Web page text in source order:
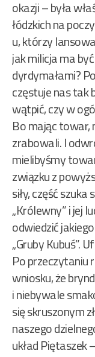
okazji – była
łódzkich na
u, którzy
jak milicja ma
dyrdymałami?
częstuje nas tak
wątpić, czy w
Bo mając towar,
zrabowali. I
mielibyśmy
związku z
siły, część
„Królewny” i jej
odwiedzić
„Gruby Kubuś”.
Po przeczytaniu
wniosku, że
i niebywale
się skruszonym
naszego
układ Piętaszek